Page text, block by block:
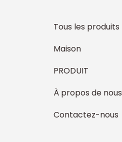
Tous les produits
Maison
PRODUIT
À propos de nous
Contactez-nous